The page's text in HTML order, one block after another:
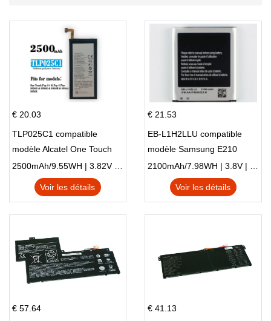
€ 20.03
TLP025C1 compatible
modèle Alcatel One Touch
Pop 4 Plus OT-5056D
2500mAh/9.55WH | 3.82V | Li-ion ...
Voir les détails
€ 21.53
EB-L1H2LLU compatible
modèle Samsung E210
E210K i939
2100mAh/7.98WH | 3.8V | Li-ion ...
Voir les détails
€ 57.64 € 41.13